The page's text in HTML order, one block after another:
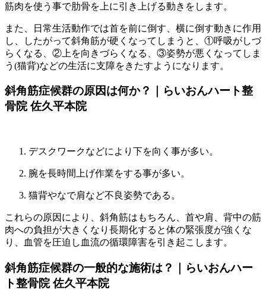
筋肉を使う事で肋骨を上に引き上げる動きをします。
また、日常生活動作では首を前に倒す、横に倒す動きに作用
し、したがって斜角筋が硬くなってしまうと、①呼吸がしづ
らくなる、②上を向きづらくなる、③姿勢が悪くなってしま
う(猫背)などの生活に支障をきたすようになります。
斜角筋症候群の原因は何か？｜らいおんハート整
骨院 佐久平本院
デスクワークなどにより下を向く事が多い。
腕を長時間上げ作業をする事が多い。
猫背やなで肩など不良姿勢である。
これらの原因により、斜角筋はもちろん、首や肩、背中の筋
肉への負担が大きくなり長期化すると体の緊張度が強くな
り、血管を圧迫し血流の循環障害を引き起こします。
斜角筋症候群の一般的な施術は？｜らいおんハー
ト整骨院 佐久平本院